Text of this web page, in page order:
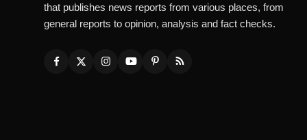
that publishes news reports from various places, from
general reports to opinion, analysis and fact checks.